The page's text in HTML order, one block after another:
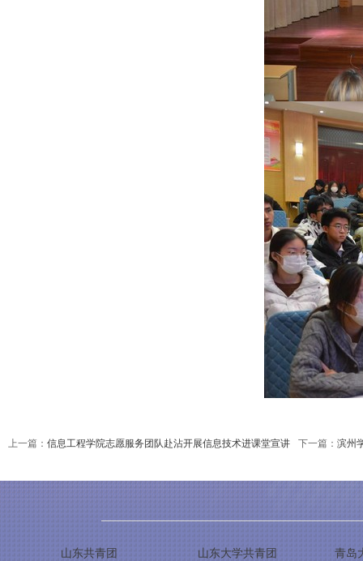
上一篇： 信息工程学院志愿服务团队赴沾开展信息技术进课堂宣讲 下一篇： 滨州
山东共青团 山东大学共青团
青岛